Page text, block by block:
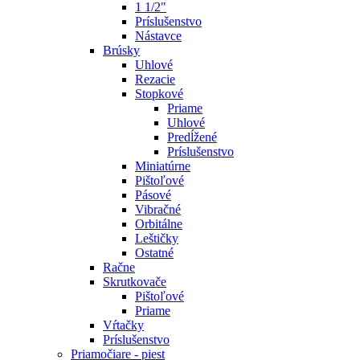
1 1/2"
Príslušenstvo
Nástavce
Brúsky
Uhlové
Rezacie
Stopkové
Priame
Uhlové
Predĺžené
Príslušenstvo
Miniatúrne
Pištoľové
Pásové
Vibračné
Orbitálne
Leštičky
Ostatné
Račne
Skrutkovače
Pištoľové
Priame
Vŕtačky
Príslušenstvo
Priamočiare - piest